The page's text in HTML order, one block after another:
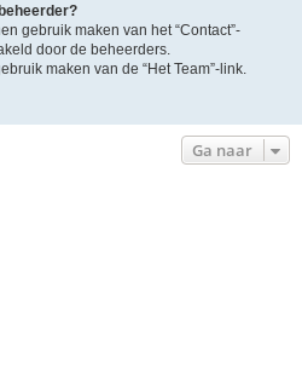
gebruik maken van het “Contact”-
door de beheerders.
maken van de “Het Team”-link.
Ga naar